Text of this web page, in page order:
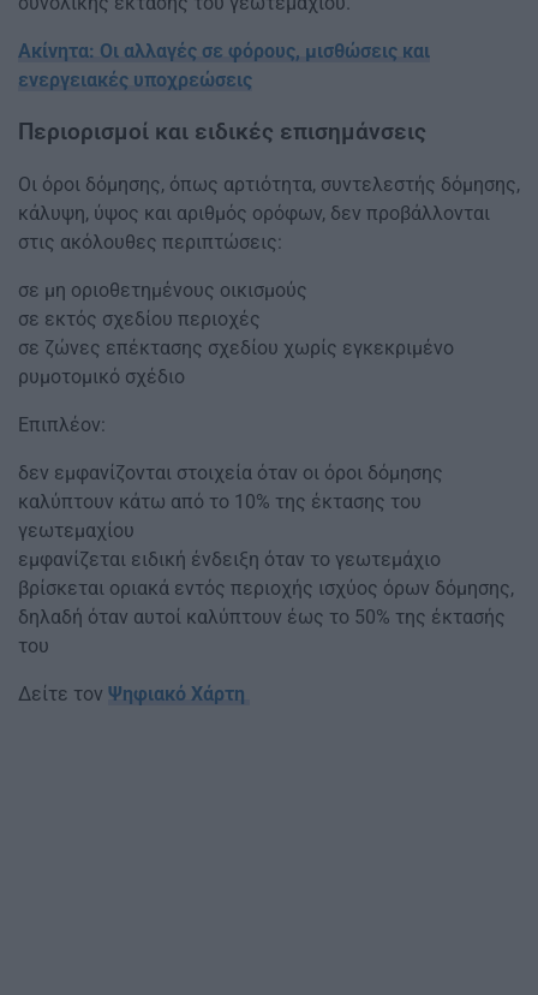
Ακίνητα: Οι αλλαγές σε φόρους, μισθώσεις και
ενεργειακές υποχρεώσεις
Περιορισμοί και ειδικές επισημάνσεις
Οι όροι δόμησης, όπως αρτιότητα, συντελεστής δόμησης,
κάλυψη, ύψος και αριθμός ορόφων, δεν προβάλλονται
στις ακόλουθες περιπτώσεις:
σε μη οριοθετημένους οικισμούς
σε εκτός σχεδίου περιοχές
σε ζώνες επέκτασης σχεδίου χωρίς εγκεκριμένο
ρυμοτομικό σχέδιο
Επιπλέον:
δεν εμφανίζονται στοιχεία όταν οι όροι δόμησης
καλύπτουν κάτω από το 10% της έκτασης του
γεωτεμαχίου
εμφανίζεται ειδική ένδειξη όταν το γεωτεμάχιο
βρίσκεται οριακά εντός περιοχής ισχύος όρων δόμησης,
δηλαδή όταν αυτοί καλύπτουν έως το 50% της έκτασής
του
Δείτε τον Ψηφιακό Χάρτη